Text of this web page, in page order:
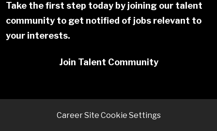
Take the first step today by joining our talent
community to get notified of jobs relevant to
your interests.
Join Talent Community
Career Site Cookie Settings